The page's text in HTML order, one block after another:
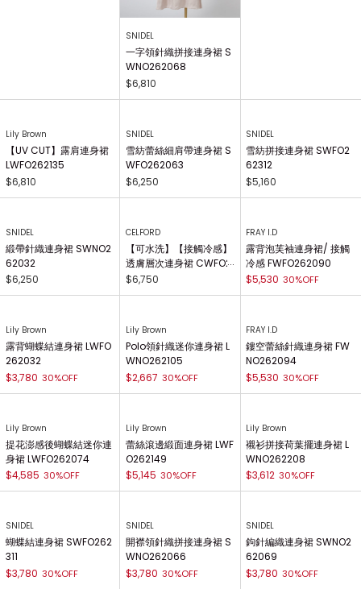
SNIDEL
一字領針織拼接連身裙 S
WNO262068
$6,810
Lily Brown
【UV CUT】露肩連身裙
LWFO262135
$6,810
SNIDEL
雪紡蕾絲細肩帶連身裙 S
WFO262063
$6,250
SNIDEL
雪紡拼接連身裙 SWFO2
62312
$5,160
SNIDEL
緞帶針織連身裙 SWNO2
62032
$6,250
CELFORD
【可水洗】【接觸冷感】
透膚層次連身裙 CWFO2
64030
$6,750
FRAY I.D
露背泡芙袖連身裙/ 接觸
冷感 FWFO262090
$5,530 30%OFF
Lily Brown
露背蝴蝶結連身裙 LWFO
262032
$3,780 30%OFF
Lily Brown
Polo領針織迷你連身裙 L
WNO262105
$2,667 30%OFF
FRAY I.D
鏤空蕾絲針織連身裙 FW
NO262094
$5,530 30%OFF
Lily Brown
提花澎感後蝴蝶結迷你連
身裙 LWFO262074
$4,585 30%OFF
Lily Brown
蕾絲滾邊緞面連身裙 LWF
O262149
$5,145 30%OFF
Lily Brown
襯衫拼接荷葉擺連身裙 L
WNO262208
$3,612 30%OFF
SNIDEL
蝴蝶結連身裙 SWFO262
311
$3,780 30%OFF
SNIDEL
開襟領針織拼接連身裙 S
WNO262066
$3,780 30%OFF
SNIDEL
鉤針編織連身裙 SWNO2
62069
$3,780 30%OFF